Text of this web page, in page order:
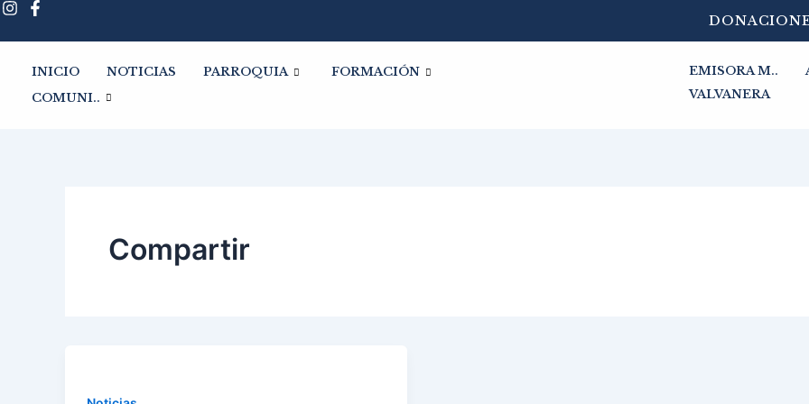
Ir
INICIO NOTICIAS PARROQUIA
FORMACIÓN
COMUNI..
EMISORA M..
VALVANERA
Compartir